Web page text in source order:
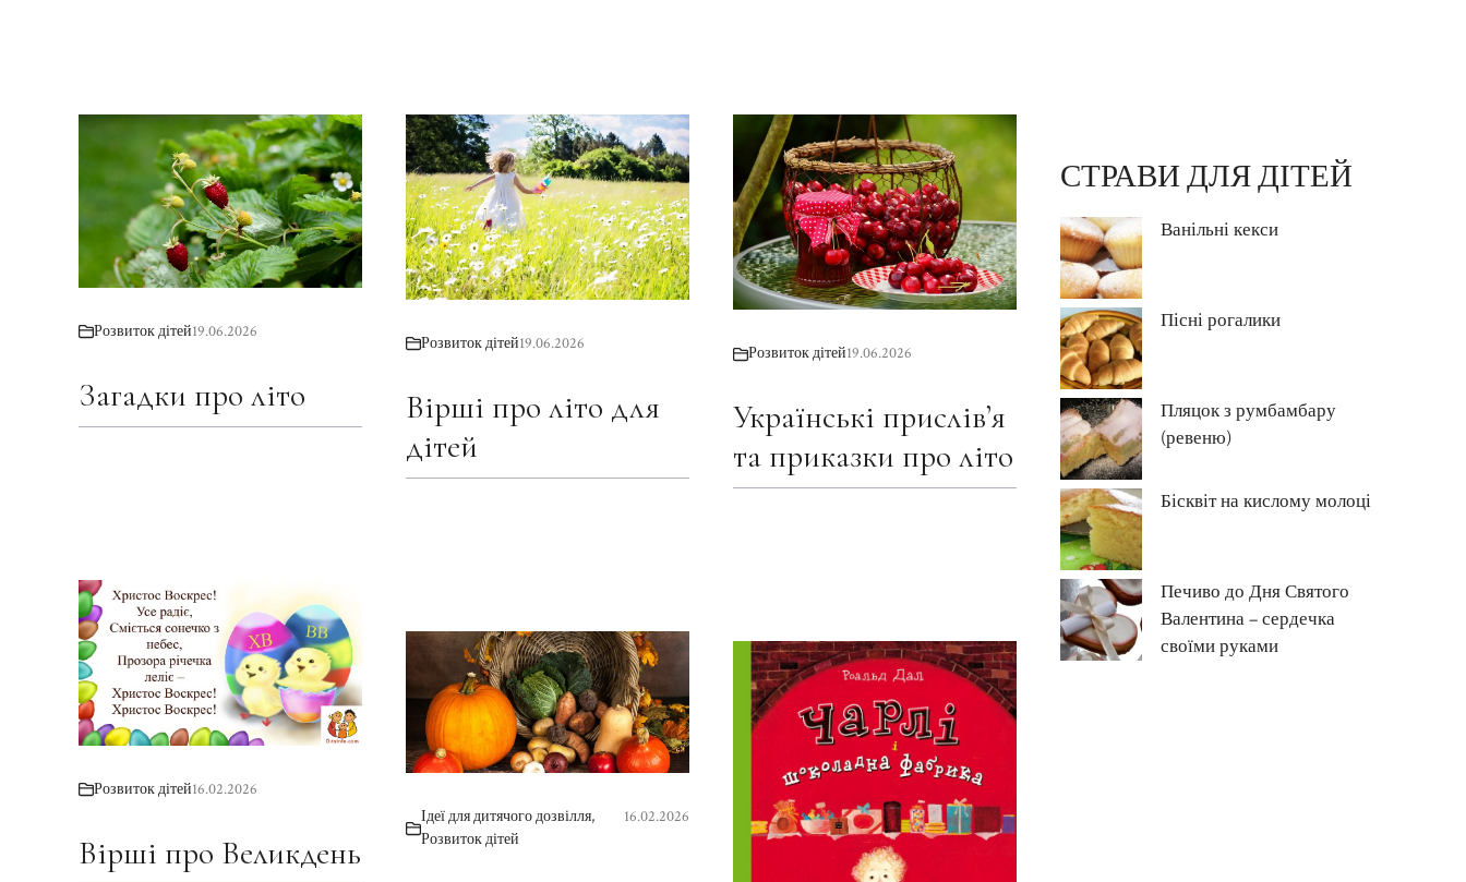
Розвиток дітей19.06.2026
Загадки про літо
Розвиток дітей19.06.2026
Вірші про літо для
дітей
Розвиток дітей19.06.2026
Українські прислів’я
та приказки про літо
Розвиток дітей16.02.2026
Вірші про Великдень
Ідеї для дитячого дозвілля,
Розвиток дітей
16.02.2026
СТРАВИ ДЛЯ ДІТЕЙ
Ванільні кекси
Пісні рогалики
Пляцок з румбамбару
(ревеню)
Бісквіт на кислому молоці
Печиво до Дня Святого
Валентина – сердечка
своїми руками